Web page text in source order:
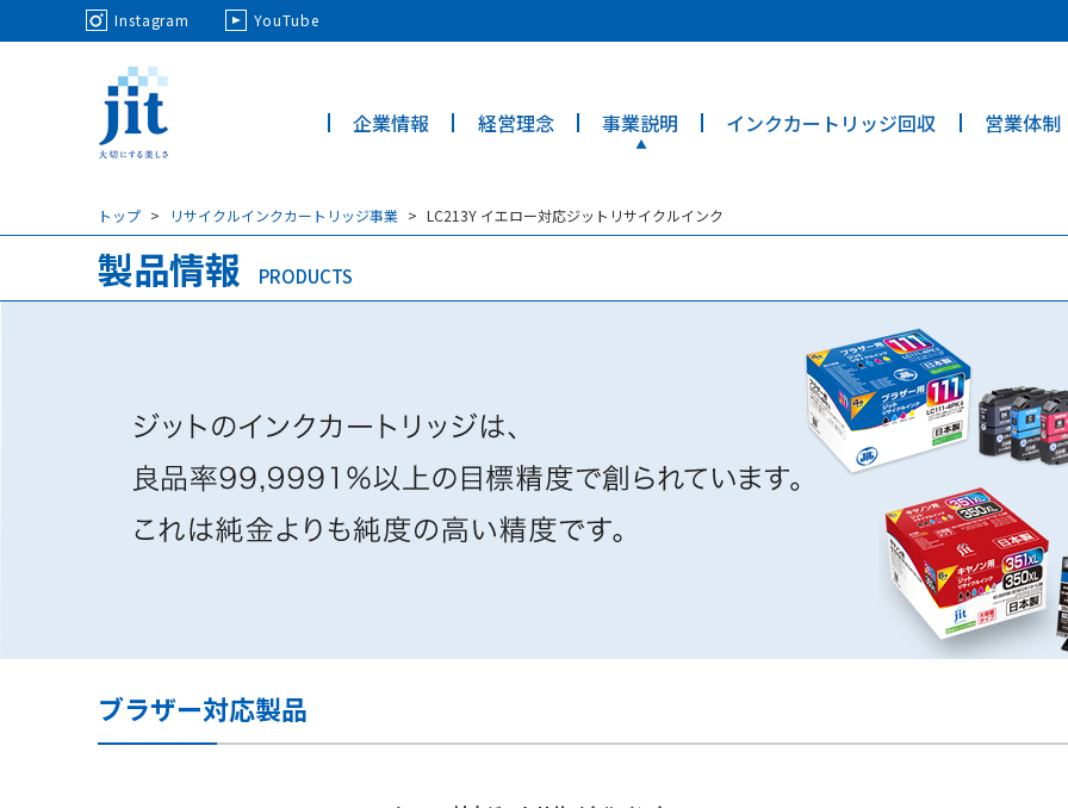
式会社
企業情報 経営理念 事業説明 インクカートリッジ回収 営業体制
Instagram YouTube
トップ リサイクルインクカートリッジ事業 LC213Y イエロー対応ジットリサイクルインク
製品情報 PRODUCTS
ブラザー対応製品
May we use cookies to track your activities? We take your privacy very seriously. Please see our privacy